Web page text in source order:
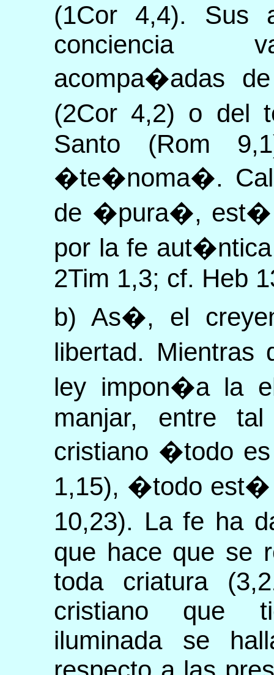
(1Cor 4,4). Sus
conciencia
acompa�adas
(2Cor 4,2) o del
Santo (Rom
�te�noma�.
de �pura�, est�
por la fe
2Tim 1,3; cf. Heb
b) As�, el
libertad.
ley impon�a la
manjar, entre
cristiano �todo
1,15), �todo est�
10,23). La fe ha
que hace que se
toda criatura
cristiano que
iluminada se